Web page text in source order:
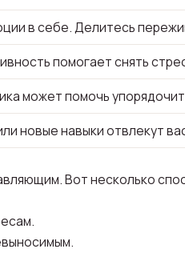
в себе. Делитесь
помогает снять
может помочь
новые навыки отвлекут
Вот несколько